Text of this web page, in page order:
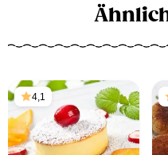
4,1